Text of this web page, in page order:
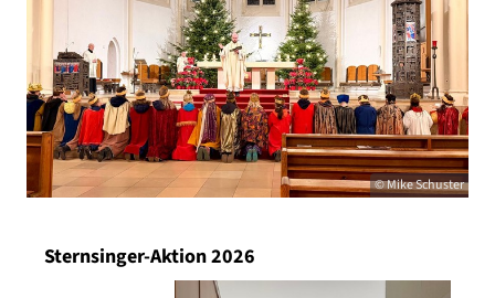
© Mike Schuster
Sternsinger-Aktion 2026